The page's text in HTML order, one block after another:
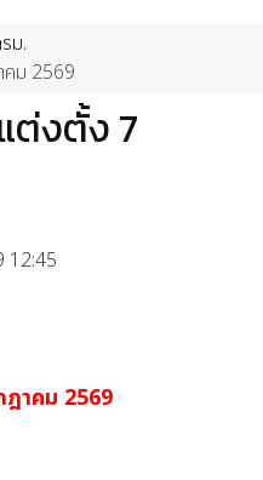
ม.
ม 2569
งตั้ง 7
12:45
าคม 2569